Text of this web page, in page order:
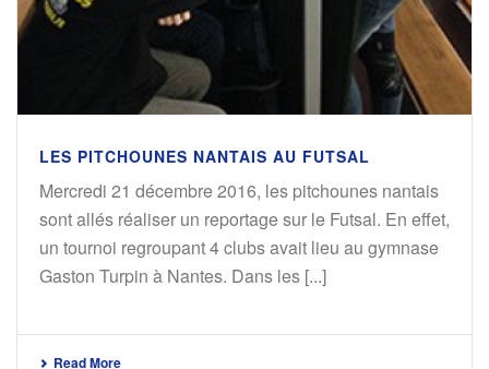
LES PITCHOUNES NANTAIS AU FUTSAL
Mercredi 21 décembre 2016, les pitchounes nantais
sont allés réaliser un reportage sur le Futsal. En effet,
un tournoi regroupant 4 clubs avait lieu au gymnase
Gaston Turpin à Nantes. Dans les [...]
Read More